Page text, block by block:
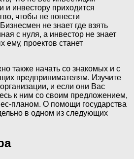
и инвестору приходится
чтобы не понести
не знает где взять
с нуля, а инвестор не знает
ему, проектов станет
также начать со знакомых и с
предпринимателям. Изучите
и если они Вас
к ним со своим предложением,
планом. О помощи государства
в одном из следующих